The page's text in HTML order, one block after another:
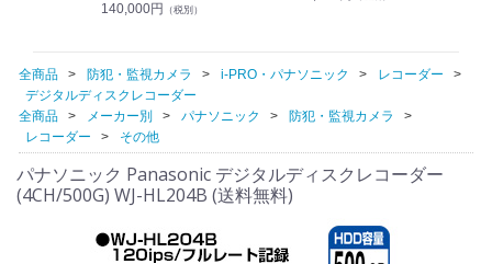
140,000円 （税別）
全商品 防犯・監視カメラ i-PRO・パナソニック
レコーダー
デジタルディスクレコーダー
全商品
メーカー別 パナソニック
防犯・監視カメラ
レコーダー
その他
パナソニック Panasonic デジタルディスクレコーダー
(4CH/500G) WJ-HL204B (送料無料)